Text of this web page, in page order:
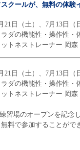
クールが、無料の体験
21日（土）、7月13日
ダの機能性・操作性
トネストレーナー 岡
21日（土）、7月13日
ダの機能性・操作性
トネストレーナー 岡森
習場のオープンを記念
料で参加することがで